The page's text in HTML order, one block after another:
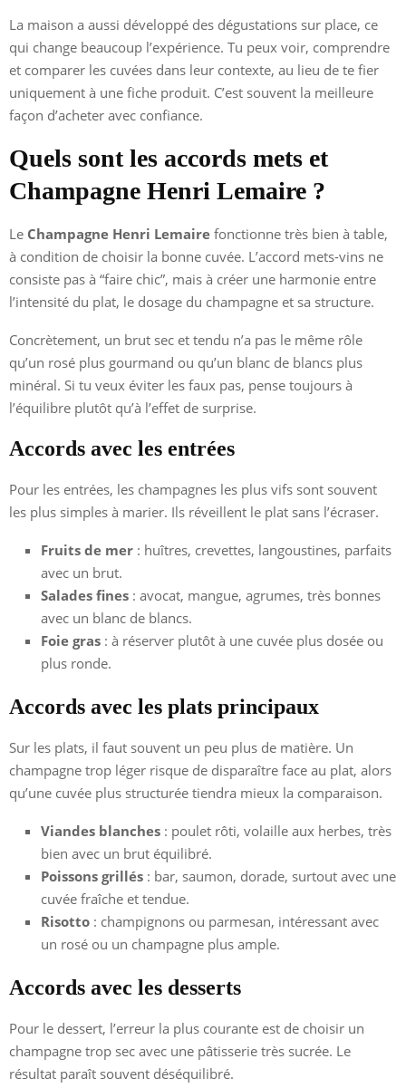
La maison a aussi développé des dégustations sur place, ce
qui change beaucoup l’expérience. Tu peux voir, comprendre
et comparer les cuvées dans leur contexte, au lieu de te fier
uniquement à une fiche produit. C’est souvent la meilleure
façon d’acheter avec confiance.
Quels sont les accords mets et
Champagne Henri Lemaire ?
Le Champagne Henri Lemaire fonctionne très bien à table,
à condition de choisir la bonne cuvée. L’accord mets-vins ne
consiste pas à “faire chic”, mais à créer une harmonie entre
l’intensité du plat, le dosage du champagne et sa structure.
Concrètement, un brut sec et tendu n’a pas le même rôle
qu’un rosé plus gourmand ou qu’un blanc de blancs plus
minéral. Si tu veux éviter les faux pas, pense toujours à
l’équilibre plutôt qu’à l’effet de surprise.
Accords avec les entrées
Pour les entrées, les champagnes les plus vifs sont souvent
les plus simples à marier. Ils réveillent le plat sans l’écraser.
Fruits de mer : huîtres, crevettes, langoustines, parfaits
avec un brut.
Salades fines : avocat, mangue, agrumes, très bonnes
avec un blanc de blancs.
Foie gras : à réserver plutôt à une cuvée plus dosée ou
plus ronde.
Accords avec les plats principaux
Sur les plats, il faut souvent un peu plus de matière. Un
champagne trop léger risque de disparaître face au plat, alors
qu’une cuvée plus structurée tiendra mieux la comparaison.
Viandes blanches : poulet rôti, volaille aux herbes, très
bien avec un brut équilibré.
Poissons grillés : bar, saumon, dorade, surtout avec une
cuvée fraîche et tendue.
Risotto : champignons ou parmesan, intéressant avec
un rosé ou un champagne plus ample.
Accords avec les desserts
Pour le dessert, l’erreur la plus courante est de choisir un
champagne trop sec avec une pâtisserie très sucrée. Le
résultat paraît souvent déséquilibré.